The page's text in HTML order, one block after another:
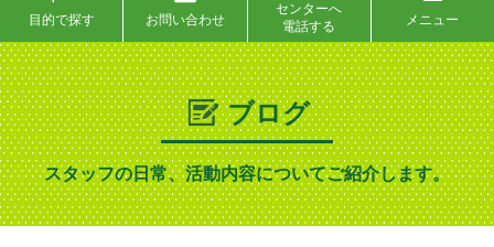
目的で探す お問い合わせ
センターへ
電話する
メニュー
ブログ
スタッフの日常、活動内容についてご紹介します。